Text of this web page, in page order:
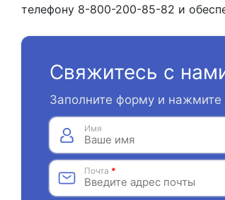
телефону 8-800-200-85-82 и
Свяжитесь с
Заполните форму и
Имя
Почта *